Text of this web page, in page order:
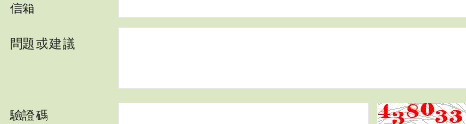
信箱
問題或建議
驗證碼